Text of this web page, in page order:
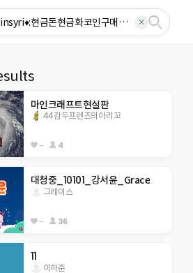
마인크래프트현실판
44감두프렌즈의아리꼬
-- 4
대청중_10101_강서윤_Grace
그레이스
-- 36
11
이하준